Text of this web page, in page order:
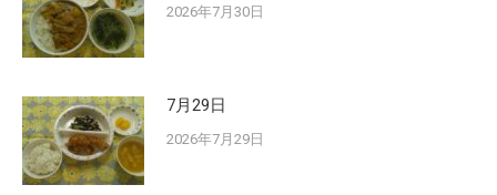
2026年7月30日
7月29日
2026年7月29日